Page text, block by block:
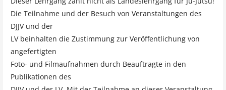
Die Teilnahme und der Besuch von Veranstaltungen des
DJJV und der
LV beinhalten die Zustimmung zur Veröffentlichung von
angefertigten
Foto- und Filmaufnahmen durch Beauftragte in den
Publikationen des